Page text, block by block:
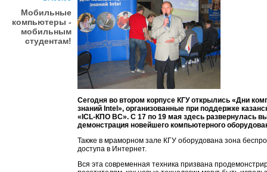
Мобильные
компьютеры -
мобильным
студентам!
Сегодня во втором корпусе КГУ открылись «Дни
знаний Intel», организованные при поддержке
«ICL-КПО ВС». С 17 по 19 мая здесь развернулась
демонстрация новейшего компьютерного
Также в мраморном зале КГУ оборудована зона
доступа в Интернет.
Вся эта современная техника призвана